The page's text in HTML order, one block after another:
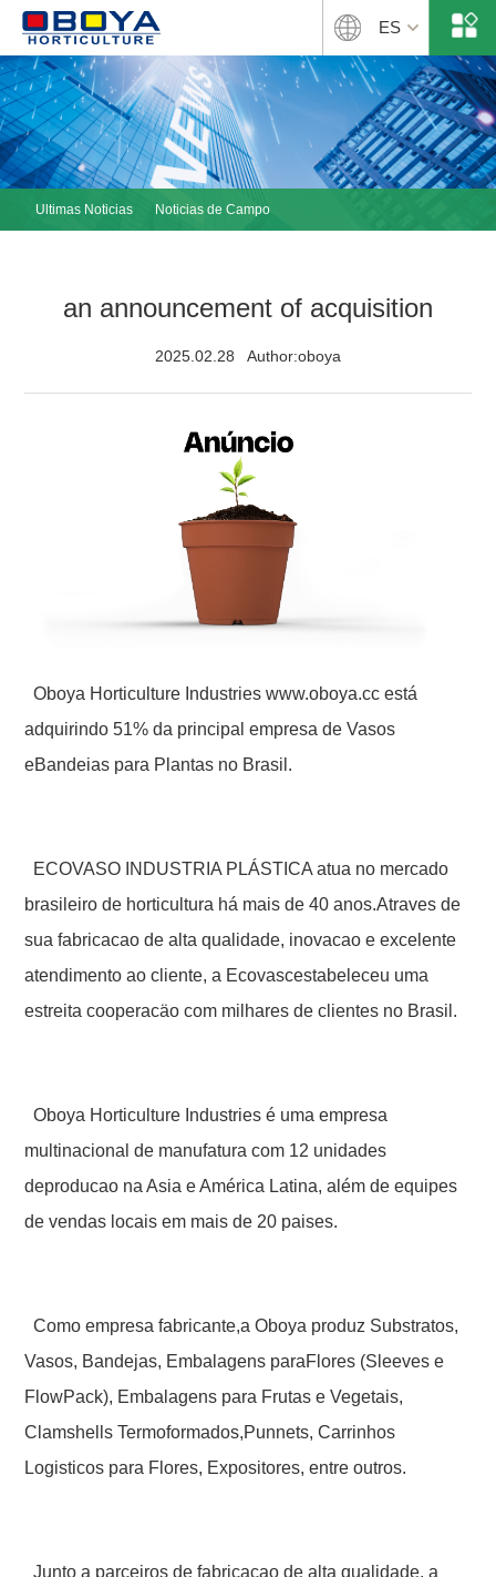
ES
Ultimas Noticias Noticias de Campo
an announcement of acquisition
2025.02.28 Author:oboya
Oboya Horticulture Industries www.oboya.cc está
adquirindo 51% da principal empresa de Vasos
eBandeias para Plantas no Brasil.
ECOVASO INDUSTRIA PLÁSTICA atua no mercado
brasileiro de horticultura há mais de 40 anos.Atraves de
sua fabricacao de alta qualidade, inovacao e excelente
atendimento ao cliente, a Ecovascestabeleceu uma
estreita cooperacäo com milhares de clientes no Brasil.
Oboya Horticulture Industries é uma empresa
multinacional de manufatura com 12 unidades
deproducao na Asia e América Latina, além de equipes
de vendas locais em mais de 20 paises.
Como empresa fabricante,a Oboya produz Substratos,
Vasos, Bandejas, Embalagens paraFlores (Sleeves e
FlowPack), Embalagens para Frutas e Vegetais,
Clamshells Termoformados,Punnets, Carrinhos
Logisticos para Flores, Expositores, entre outros.
Junto a parceiros de fabricacao de alta qualidade, a